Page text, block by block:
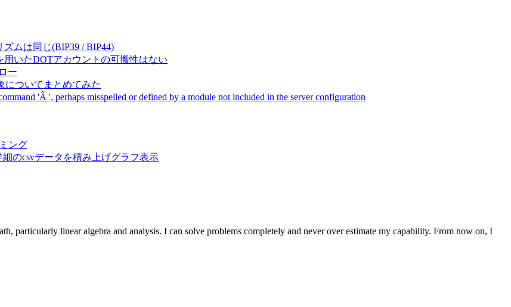
ズムは同じ(BIP39 / BIP44)
用いたDOTアカウントの可搬性はない
ー
についてまとめてみた
'Â ', perhaps misspelled or defined by a module not included in the server configuration
ング
のcsvデータを積み上げグラフ表示
particularly linear algebra and analysis. I can solve problems completely and never over estimate my capability. From now on, I